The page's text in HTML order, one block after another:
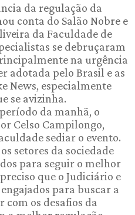
da regulação da
conta do Salão Nobre e
da Faculdade de
se debruçaram
na urgência
adotada pelo Brasil e as
News, especialmente
se avizinha.
da manhã, o
Celso Campilongo,
sediar o evento.
setores da sociedade
para seguir o melhor
que o Judiciário e
para buscar a
os desafios da